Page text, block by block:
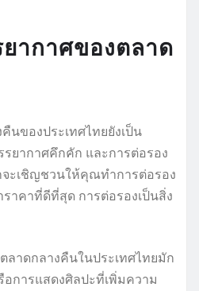
ากาศของตลาด
นของประเทศไทยยังเป็น
ยากาศคึกคัก และการต่อรอง
ะเชิญชวนให้คุณทำการต่อรอง
คาที่ดีที่สุด การต่อรองเป็นสิ่ง
ลาดกลางคืนในประเทศไทยมัก
การแสดงศิลปะที่เพิ่มความ